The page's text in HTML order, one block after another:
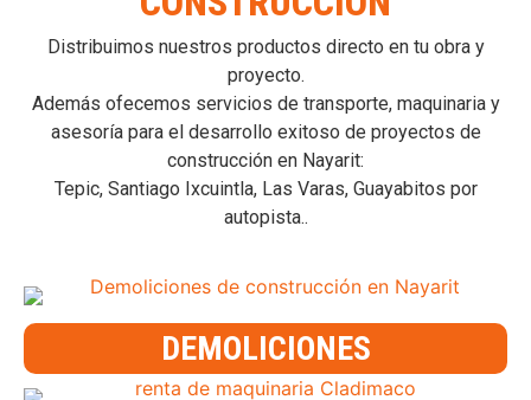
Distribuimos nuestros productos directo en tu obra y
proyecto.
Además ofecemos servicios de transporte, maquinaria y
asesoría para el desarrollo exitoso de proyectos de
construcción en Nayarit:
Tepic, Santiago Ixcuintla, Las Varas, Guayabitos por
autopista..
DEMOLICIONES